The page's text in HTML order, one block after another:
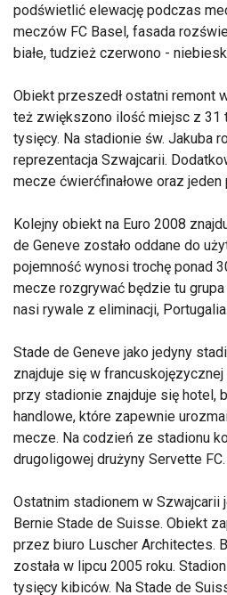
podświetlić elewację podczas
meczów FC Basel, fasada
białe, tudzież czerwono -
Obiekt przeszedł ostatni remont
też zwiększono ilość miejsc z 31
tysięcy. Na stadionie św. Jakuba
reprezentacja Szwajcarii.
mecze ćwierćfinałowe oraz jeden
Kolejny obiekt na Euro 2008
de Geneve zostało oddane do
pojemność wynosi trochę ponad
mecze rozgrywać będzie tu
nasi rywale z eliminacji, Portugalia.
Stade de Geneve jako jedyny
znajduje się w
przy stadionie znajduje się hotel,
handlowe, które zapewnie
mecze. Na codzień ze stadionu
drugoligowej drużyny Servette FC.
Ostatnim stadionem w
Bernie Stade de Suisse. Obiekt
przez biuro Luscher Architectes.
została w lipcu 2005 roku.
tysięcy kibiców. Na Stade de